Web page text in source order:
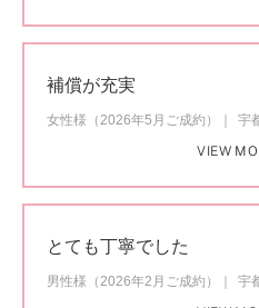
補償が充実
女性様（2026年5月ご成約）
宇
VIEW
とても丁寧でした
男性様（2026年2月ご成約）
宇